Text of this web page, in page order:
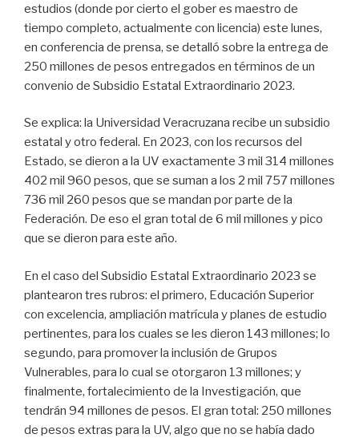
estudios (donde por cierto el gober es maestro de
tiempo completo, actualmente con licencia) este lunes,
en conferencia de prensa, se detalló sobre la entrega de
250 millones de pesos entregados en términos de un
convenio de Subsidio Estatal Extraordinario 2023.
Se explica: la Universidad Veracruzana recibe un subsidio
estatal y otro federal. En 2023, con los recursos del
Estado, se dieron a la UV exactamente 3 mil 314 millones
402 mil 960 pesos, que se suman a los 2 mil 757 millones
736 mil 260 pesos que se mandan por parte de la
Federación. De eso el gran total de 6 mil millones y pico
que se dieron para este año.
En el caso del Subsidio Estatal Extraordinario 2023 se
plantearon tres rubros: el primero, Educación Superior
con excelencia, ampliación matrícula y planes de estudio
pertinentes, para los cuales se les dieron 143 millones; lo
segundo, para promover la inclusión de Grupos
Vulnerables, para lo cual se otorgaron 13 millones; y
finalmente, fortalecimiento de la Investigación, que
tendrán 94 millones de pesos. El gran total: 250 millones
de pesos extras para la UV, algo que no se había dado